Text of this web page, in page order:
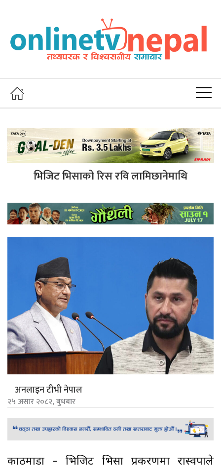
भिजिट भिसाको रिस रवि लामिछानेमाथि
अनलाइन टीभी नेपाल
२५ असार २०८२, बुधबार
काठमाडौं – भिजिट भिसा प्रकरणमा रास्वपाले